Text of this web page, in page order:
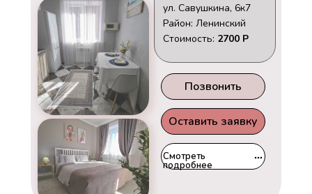
Позвонить
Оставить заявку
ул. Савушкина, 6к7
Район: Ленинский
Стоимость: 2700 Р
Смотреть
подробнее